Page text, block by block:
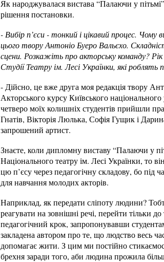
Як народжувалася вистава “Палаючи у
рішення постановки.
- Вибір п’єси - тонкий і цікавий процес.
цього твору Антоніо Буеро Вальєхо.
сцени. Розкажіть про акторську команду?
Студії Театру ім. Лесі Українки, які роблять
- Дійсно, це вже друга моя редакція твору
Акторського курсу Київського
четверо моїх колишніх студентів прийшли
Гнатів, Вікторія Люлька, Софія Гущик і
запрошений артист.
Знаєте, коли дипломну виставу “Палаючи у
Національного театру ім. Лесі Українки, то
цю п’єсу через педагогічну складову, бо під
для навчання молодих акторів.
Наприклад, як передати сліпоту людини?
реагувати на зовнішні речі, перейти тільки
педагогічний крок, запропонувавши
закладена автором про те, що людство весь
допомагає жити. З цим ми постійно
брехня заради того, аби людина прожила